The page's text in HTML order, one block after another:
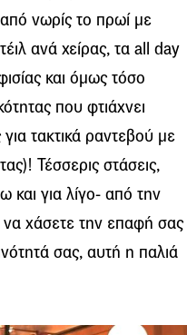
νωρίς το πρωί με
ανά χείρας, τα all day
και όμως τόσο
που φτιάχνει
τακτικά ραντεβού με
Τέσσερις στάσεις,
και για λίγο- από την
χάσετε την επαφή σας
σας, αυτή η παλιά